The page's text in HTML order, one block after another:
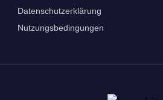
Datenschutzerklärung
Nutzungsbedingungen